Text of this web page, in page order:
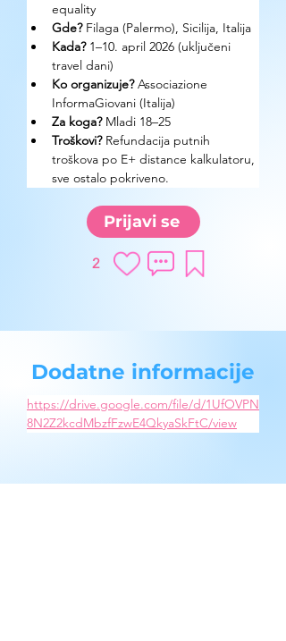
equality
Gde? Filaga (Palermo), Sicilija, Italija
Kada? 1–10. april 2026 (uključeni
travel dani)
Ko organizuje? Associazione
InformaGiovani (Italija)
Za koga? Mladi 18–25
Troškovi? Refundacija putnih
troškova po E+ distance kalkulatoru,
sve ostalo pokriveno.
Prijavi se
2
Dodatne informacije
https://drive.google.com/file/d/1UfOVPN
8N2Z2kcdMbzfFzwE4QkyaSkFtC/view